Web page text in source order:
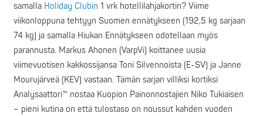
samalla Holiday Clubin 1 vrk hotellilahjakortin? Viime
viikonloppuna tehtyyn Suomen ennätykseen (192,5 kg sarjaan
74 kg) ja samalla Hiukan Ennätykseen odotellaan myös
parannusta. Markus Ahonen (VarpVi) koittanee uusia
viimevuotisen kakkossijansa Toni Silvennoista (E-SV) ja Janne
Mourujärveä (KEV) vastaan. Tämän sarjan villiksi kortiksi
Analysaattori™ nostaa Kuopion Painonnostajien Niko Tukiaisen
– pieni kutina on että tulostaso on noussut kahden vuoden